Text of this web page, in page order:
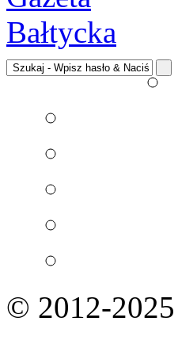
© 2012-2025